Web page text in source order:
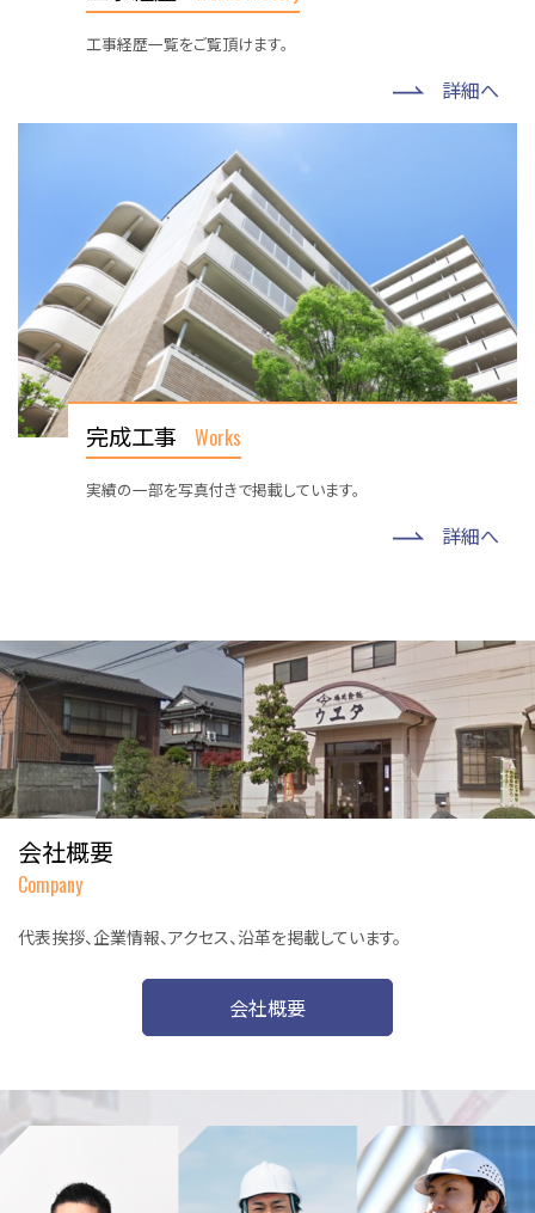
工事経歴一覧をご覧頂けます。
詳細へ
完成工事 Works
実績の一部を写真付きで掲載しています。
詳細へ
会社概要
Company
代表挨拶、企業情報、アクセス、沿革を掲載しています。
会社概要